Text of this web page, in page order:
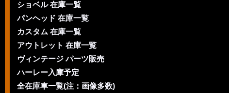
ショベル 在庫一覧
パンヘッド 在庫一覧
カスタム 在庫一覧
アウトレット 在庫一覧
ヴィンテージ パーツ販売
ハーレー入庫予定
全在庫車一覧(注：画像多数)